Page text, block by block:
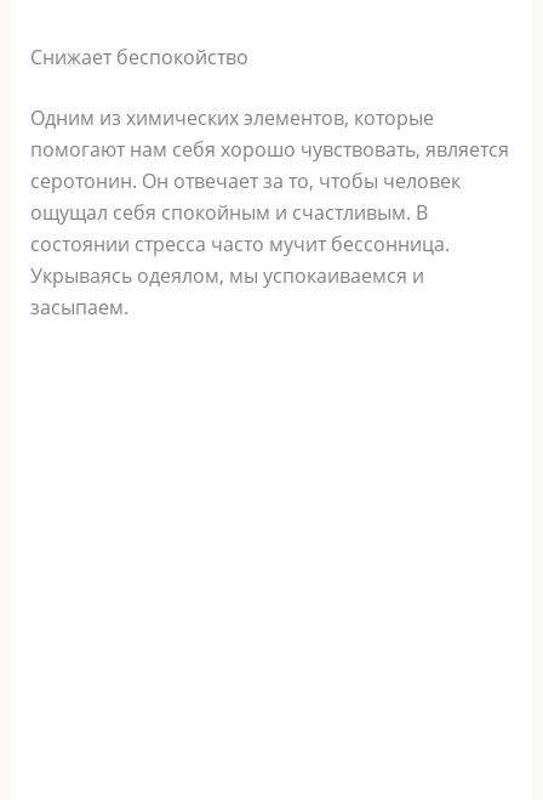
Снижает беспокойство
Одним из химических элементов, которые
помогают нам себя хорошо чувствовать, является
серотонин. Он отвечает за то, чтобы человек
ощущал себя спокойным и счастливым. В
состоянии стресса часто мучит бессонница.
Укрываясь одеялом, мы успокаиваемся и
засыпаем.